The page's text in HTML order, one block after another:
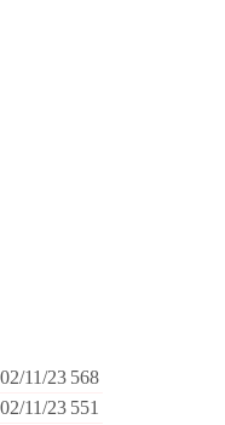
11/23 568
11/23 551